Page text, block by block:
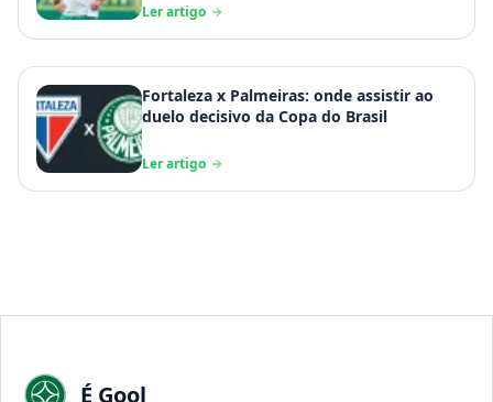
Ler artigo
Fortaleza x Palmeiras: onde assistir ao
duelo decisivo da Copa do Brasil
Ler artigo
É Gool